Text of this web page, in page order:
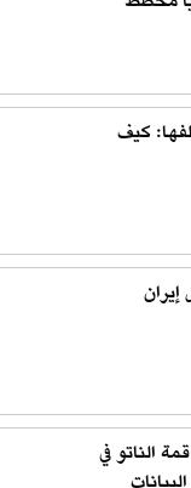
كيف
الناتو في